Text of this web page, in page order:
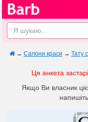
→ Салони краси → Тату
Ця анкета
Якщо Ви власник